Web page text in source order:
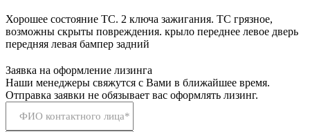
Хорошее состояние ТС. 2 ключа зажигания. ТС грязное,
возможны скрыты повреждения. крыло переднее левое дверь
передняя левая бампер задний
Заявка на оформление лизинга
Наши менеджеры свяжутся с Вами в ближайшее время.
Отправка заявки не обязывает вас оформлять лизинг.
ФИО контактного лица*